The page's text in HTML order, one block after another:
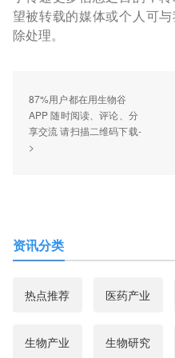
望被转载的媒体或个人可
除处理。
87%用户都在用生物谷
APP 随时阅读、评论、分
享交流 请扫描二维码下载-
>
资讯分类
热点推荐 医药产业
生物产业 生物研究